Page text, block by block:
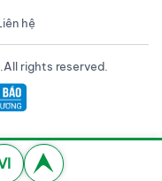
hệ
rights reserved.